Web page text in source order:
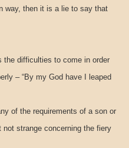
way, then it is a lie to say that
the difficulties to come in order
– “By my God have I leaped
of the requirements of a son or
strange concerning the fiery